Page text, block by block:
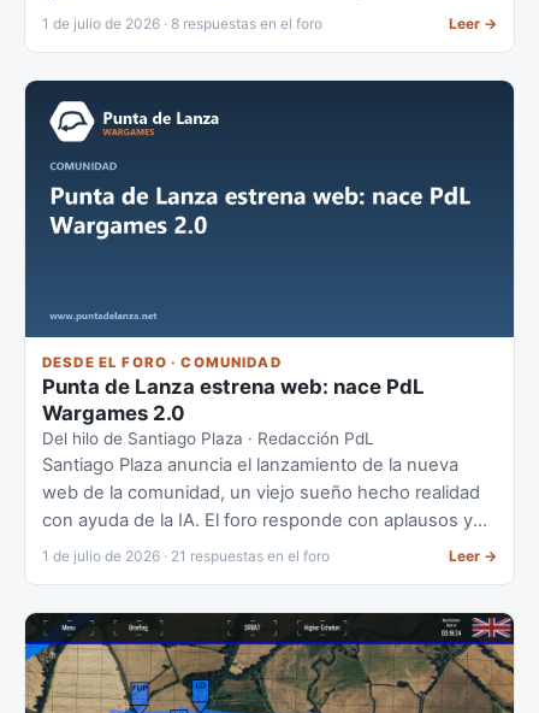
piratas. La comunidad ya ha tomado palco.
1 de julio de 2026 · 8 respuestas en el foro Leer →
DESDE EL FORO · COMUNIDAD
Punta de Lanza estrena web: nace PdL
Wargames 2.0
Del hilo de Santiago Plaza · Redacción PdL
Santiago Plaza anuncia el lanzamiento de la nueva
web de la comunidad, un viejo sueño hecho realidad
con ayuda de la IA. El foro responde con aplausos y
las primeras sugerencias de mejora.
1 de julio de 2026 · 21 respuestas en el foro Leer →